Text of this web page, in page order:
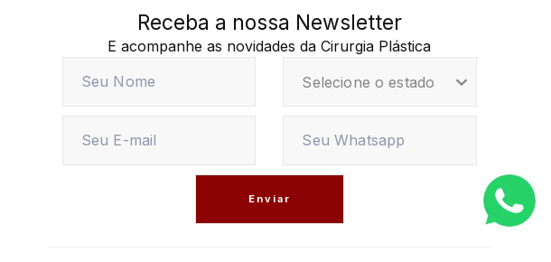
Receba a nossa Newsletter
E acompanhe as novidades da Cirurgia Plástica